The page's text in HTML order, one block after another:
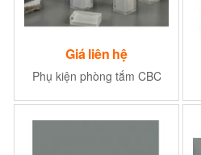
Giá liên hệ
Phụ kiện phòng tắm CBC